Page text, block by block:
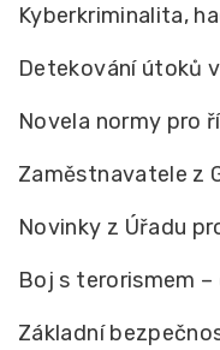
Kyberkriminalita,
Detekování útoků
Novela normy pro
Zaměstnavatele z
Novinky z Úřadu
Boj s terorismem –
Základní